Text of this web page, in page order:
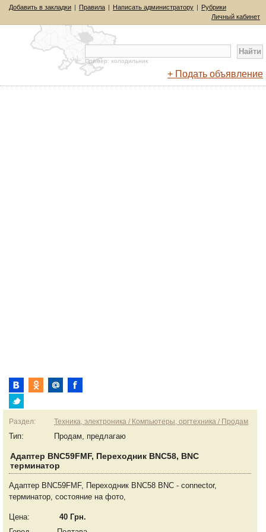
Добавить в закладки | Правила | Написать администратору | Рубрики
Личный кабинет
Пример: холодильник
+ Подать объявление
Раздел: Техника, электроника / Компьютеры, оргтехника / Продам
Тип: Продам, предлагаю
Адаптер BNC59FMF, Переходник BNC58, BNC
терминатор
Адаптер BNC59FMF, Переходник BNC58 BNC - connector,
терминатор, состояние на фото,
Цена:
40 Грн.